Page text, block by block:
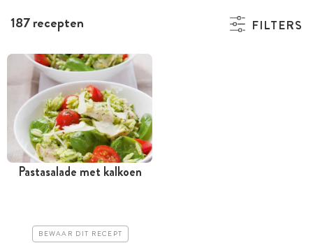
187 recepten FILTERS
Pastasalade met kalkoen
BEWAAR DIT RECEPT